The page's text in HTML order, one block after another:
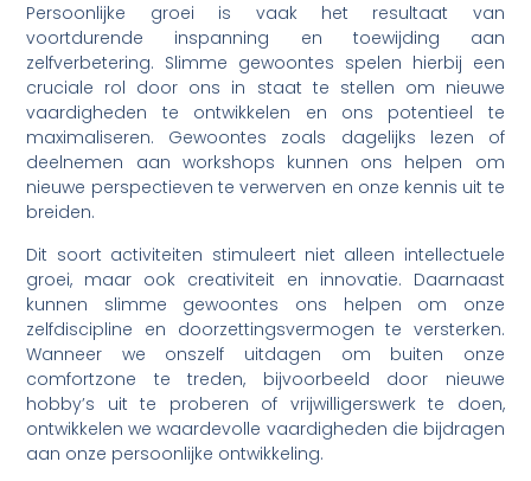
Persoonlijke groei is vaak het resultaat van
voortdurende inspanning en toewijding aan
zelfverbetering. Slimme gewoontes spelen hierbij een
cruciale rol door ons in staat te stellen om nieuwe
vaardigheden te ontwikkelen en ons potentieel te
maximaliseren. Gewoontes zoals dagelijks lezen of
deelnemen aan workshops kunnen ons helpen om
nieuwe perspectieven te verwerven en onze kennis uit te
breiden.
Dit soort activiteiten stimuleert niet alleen intellectuele
groei, maar ook creativiteit en innovatie. Daarnaast
kunnen slimme gewoontes ons helpen om onze
zelfdiscipline en doorzettingsvermogen te versterken.
Wanneer we onszelf uitdagen om buiten onze
comfortzone te treden, bijvoorbeeld door nieuwe
hobby’s uit te proberen of vrijwilligerswerk te doen,
ontwikkelen we waardevolle vaardigheden die bijdragen
aan onze persoonlijke ontwikkeling.